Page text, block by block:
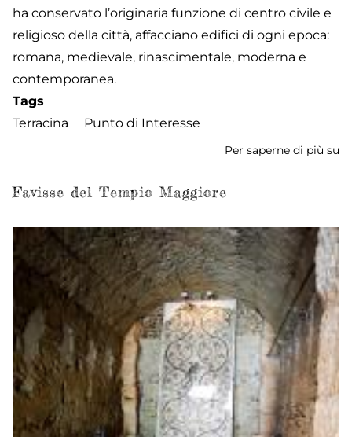
ha conservato l’originaria funzione di centro civile e
religioso della città, affacciano edifici di ogni epoca:
romana, medievale, rinascimentale, moderna e
contemporanea.
Tags
Terracina
Punto di Interesse
Per saperne di più su
Favisse del Tempio Maggiore